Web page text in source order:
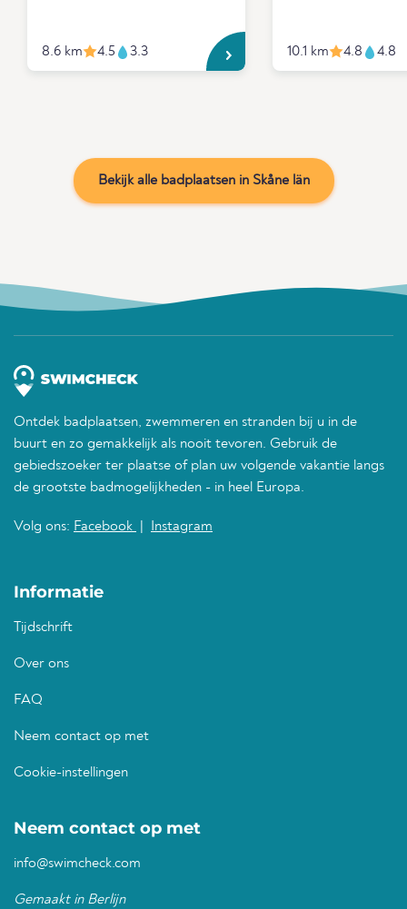
8.6 km 4.5 3.3 10.1 km 4.8 4.8
Bekijk alle badplaatsen in Skåne län
Ontdek badplaatsen, zwemmeren en stranden bij u in de
buurt en zo gemakkelijk als nooit tevoren. Gebruik de
gebiedszoeker ter plaatse of plan uw volgende vakantie langs
de grootste badmogelijkheden - in heel Europa.
Volg ons: Facebook Instagram
Informatie
Tijdschrift
Over ons
FAQ
Neem contact op met
Cookie-instellingen
Neem contact op met
info@swimcheck.com
Gemaakt in Berlijn